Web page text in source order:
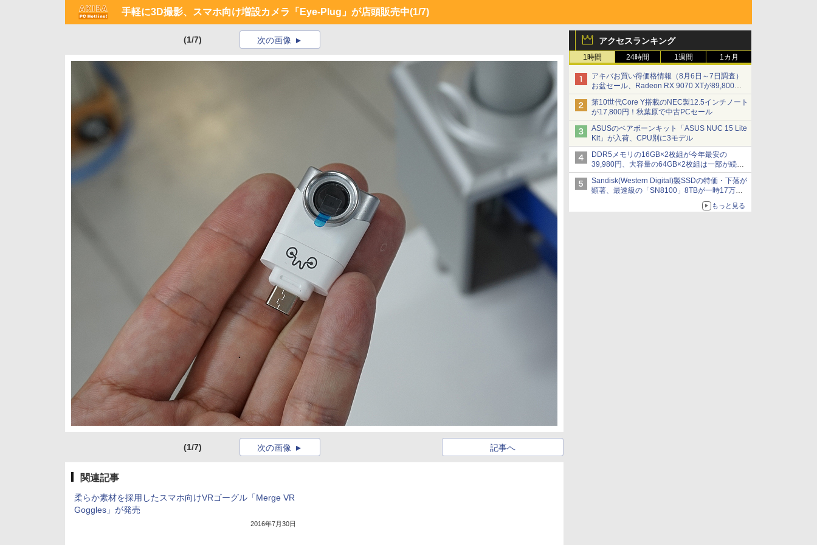
手軽に3D撮影、スマホ向け増設カメラ「Eye-Plug」が店頭販売中(1/7)
アクセスランキング
1時間 24時間 1週間 1カ月
アキバお買い得価格情報（8月6日～7日調査）
お盆セール、Radeon RX 9070 XTが89,800
円、水平周波数24.8kHz対応の17型モニターが
9,801円、暑さ指数連動セール ほか
第10世代Core Y搭載のNEC製12.5インチノート
が17,800円！秋葉原で中古PCセール
ASUSのベアボーンキット「ASUS NUC 15 Lite
Kit」が入荷、CPU別に3モデル
DDR5メモリの16GB×2枚組が今年最安の
39,980円、大容量の64GB×2枚組は一部が続騰
[8月前半のメモリ価格]
Sandisk(Western Digital)製SSDの特価・下落が
顕著、最速級の「SN8100」8TBが一時17万円
もっと見る
(1/7) 次の画像
(1/7) 記事へ
次の画像
関連記事
柔らか素材を採用したスマホ向けVRゴーグル「Merge VR
Goggles」が発売
2016年7月30日